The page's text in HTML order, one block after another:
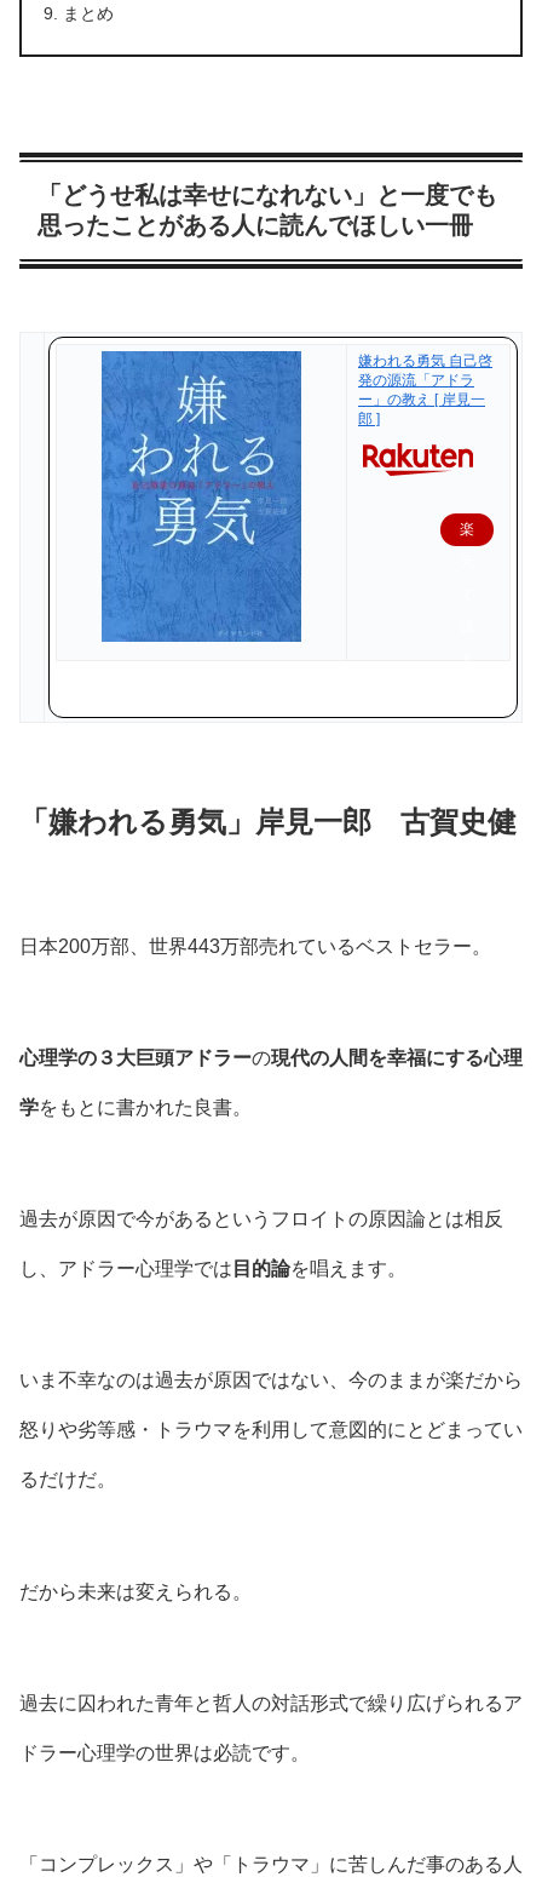
まとめ
「どうせ私は幸せになれない」と一度でも
思ったことがある人に読んでほしい一冊
嫌われる勇気 自己啓
発の源流「アドラ
ー」の教え [ 岸見一
郎 ]
楽
「嫌われる勇気」岸見一郎 古賀史健
日本200万部、世界443万部売れているベストセラー。
心理学の３大巨頭アドラーの現代の人間を幸福にする心理
学をもとに書かれた良書。
過去が原因で今があるというフロイトの原因論とは相反
し、アドラー心理学では 目的論を唱えます。
いま不幸なのは過去が原因ではない、今のままが楽だから
怒りや劣等感・トラウマを利用して意図的にとどまってい
るだけだ。
だから未来は変えられる。
過去に囚われた青年と哲人の対話形式で繰り広げられるア
ドラー心理学の世界は必読です。
「コンプレックス」や「トラウマ」に苦しんだ事のある人